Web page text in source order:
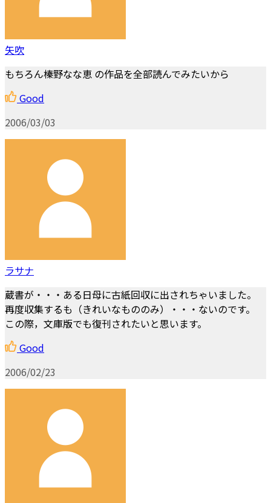
矢吹
もちろん榛野なな恵 の作品を全部読んでみたいから
Good
2006/03/03
ラサナ
蔵書が・・・ある日母に古紙回収に出されちゃいました。
再度収集するも（きれいなもののみ）・・・ないのです。
この際，文庫版でも復刊されたいと思います。
Good
2006/02/23